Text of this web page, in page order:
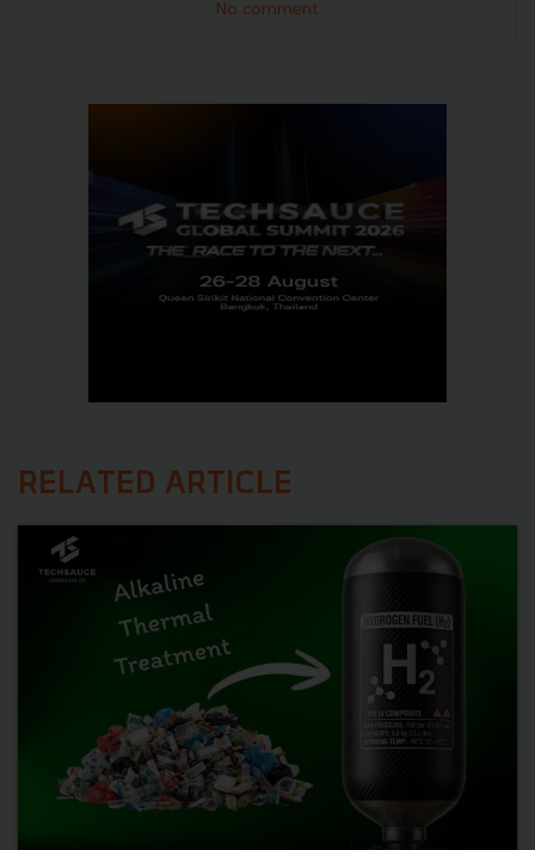
No comment
RELATED ARTICLE